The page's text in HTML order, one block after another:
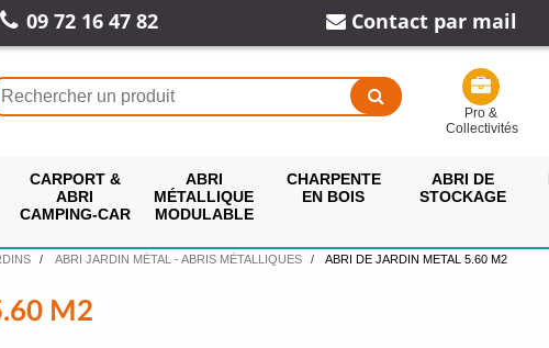
09 72 16 47 82 Contact par mail
Pro &
Collectivités
CARPORT &
ABRI
CAMPING-CAR
ABRI
MÉTALLIQUE
MODULABLE
CHARPENTE
EN BOIS
ABRI DE
STOCKAGE
ABRI JARDIN MÉTAL - ABRIS MÉTALLIQUES ABRI DE JARDIN METAL 5.60 M2
M2